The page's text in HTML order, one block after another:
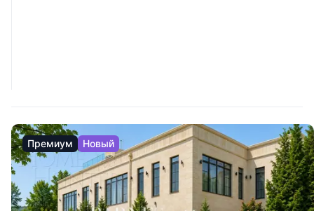
Премиум Новый